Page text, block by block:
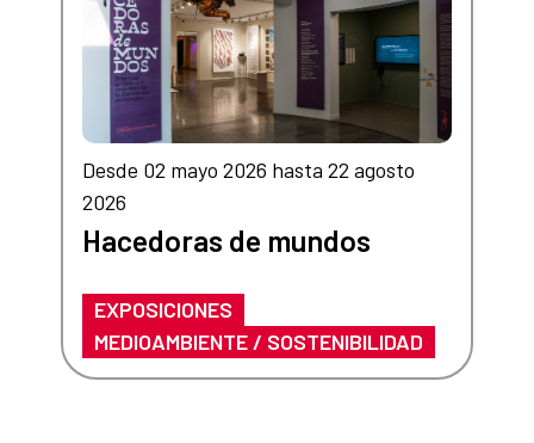
Desde 02 mayo 2026 hasta 22 agosto
2026
Hacedoras de mundos
EXPOSICIONES
MEDIOAMBIENTE / SOSTENIBILIDAD